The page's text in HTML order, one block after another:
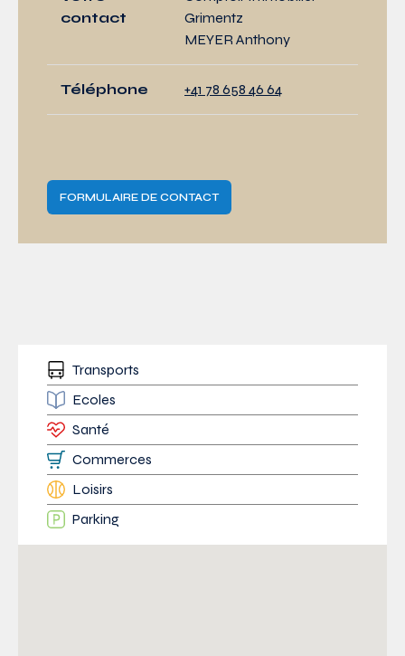
contact
Grimentz
MEYER Anthony
Téléphone +41 78 658 46 64
FORMULAIRE DE CONTACT
Transports
Ecoles
Santé
Commerces
Loisirs
Parking